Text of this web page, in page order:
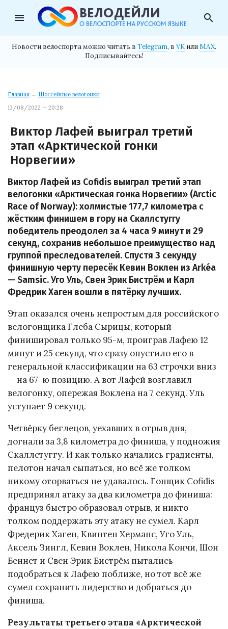
menu search
Новости велоспорта можно читать в Telegram, в VK илиMAX.
Подписывайтесь!
Главная → Шоссейные велогонки
13/08/2022 — 20:28
Виктор Лафей выиграл третий
этап «Арктической гонки
Норвегии»
Виктор Лафей из Cofidis выиграл третий этап
велогонки «Арктическая гонка Норвегии» (Arctic
Race of Norway): холмистые 177,7 километра с
жёстким финишем в гору на Скаллстуггу
победитель преодолел за 4 часа 9 минут и 29
секунд, сохранив небольшое преимущество над
группой преследователей. Спустя 3 секунду
финишную черту пересёк Кевин Воклен из Arkéa
— Samsic. Уго Уль, Свен Эрик Бистрём и Карл
Фредрик Хаген вошли в пятёрку лучших.
Этап оказался очень непростым для российского
велогонщика Глеба Сырицы, который
финишировал только 95-м, проиграв Лафею 12
минут и 25 секунд, что сразу опустило его в
генеральной классификации на 63 строчки вниз
— на 67-ю позицию. А вот Лафей возглавил
велогонку, опережая Воклена на 7 секунд. Уль
уступает 9 секунд.
Четвёрку беглецов, уехавших в отрыв дня,
догнали за 3,8 километра до финиша, у подножия
Скаллстуггу. И как только начались градиенты,
пелотон начал сыпаться, но всё же толком
никому оторваться не удавалось. Гонщик Cofidis
предпринял атаку за два километра до финиша:
француз быстро образовал отрыв, и никто
толком поддержать эту атаку не сумел. Карл
Фредерик Хаген, Квинтен Херманс, Уго Уль,
Аксель Зингл, Кевин Воклен, Никола Кончи, Шон
Беннет и Свен Эрик Бистрём пытались
подобраться к Лафею поближе, но тот всё же
сумел сохранить лидерство и добраться до
финиша.
Результаты третьего этапа «Арктической